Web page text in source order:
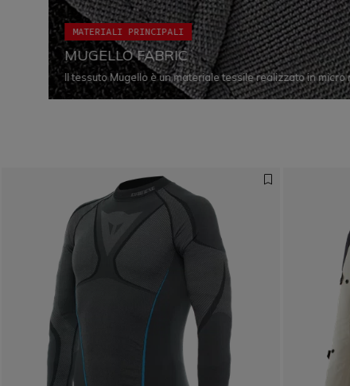
MATERIALI PRINCIPALI
MUGELLO FABRIC
Il tessuto Mugello è un materiale tessile realizzato in
composizione gli conferisce spiccata resistenza all’usura
altamente confortevole, poiché in grado di estendersi e